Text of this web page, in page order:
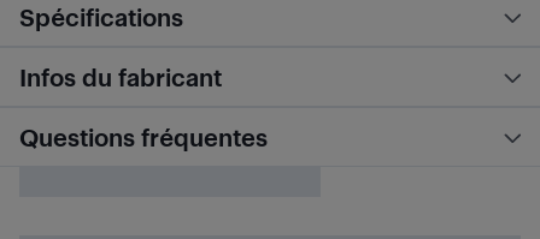
Spécifications
Infos du fabricant
Questions fréquentes